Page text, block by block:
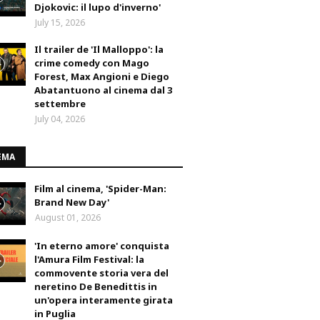
Djokovic: il lupo d'inverno'
July 15, 2026
Il trailer de 'Il Malloppo': la
crime comedy con Mago
Forest, Max Angioni e Diego
Abatantuono al cinema dal 3
settembre
July 04, 2026
Film al cinema, 'Spider-Man:
Brand New Day'
August 01, 2026
'In eterno amore' conquista
l'Amura Film Festival: la
commovente storia vera del
neretino De Benedittis in
un'opera interamente girata
in Puglia